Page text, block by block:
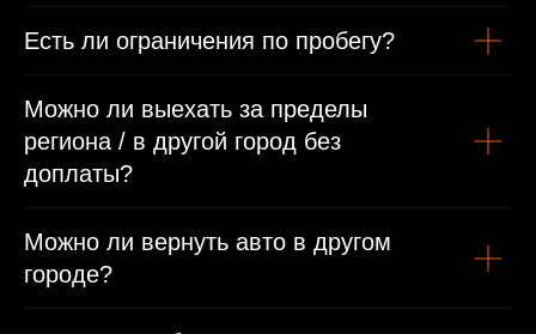
Международные права/виза или въездная виза
Есть ли ограничения по пробегу?
Можно ли выехать за пределы
региона / в другой город без
доплаты?
Можно ли вернуть авто в другом
городе?